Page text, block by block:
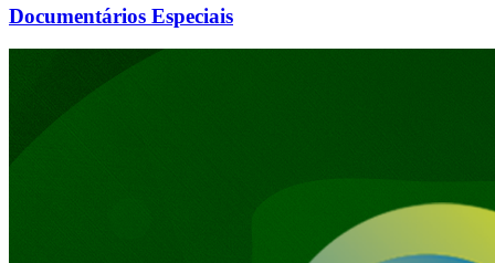
Documentários Especiais